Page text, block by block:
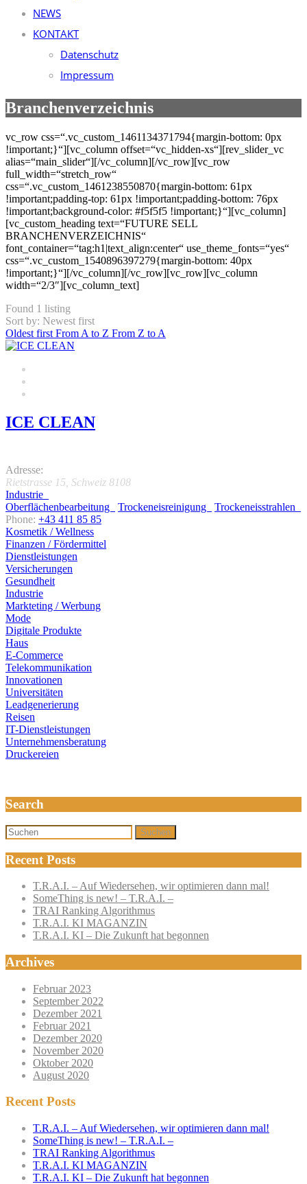
NEWS
KONTAKT
Datenschutz
Impressum
Branchenverzeichnis
vc_row css=“.vc_custom_1461134371794{margin-bottom: 0px
!important;}“][vc_column offset=“vc_hidden-xs“][rev_slider_vc
alias=“main_slider“][/vc_column][/vc_row][vc_row
full_width=“stretch_row“
css=“.vc_custom_1461238550870{margin-bottom: 61px
!important;padding-top: 61px !important;padding-bottom: 76px
!important;background-color: #f5f5f5 !important;}“][vc_column]
[vc_custom_heading text=“FUTURE SELL
BRANCHENVERZEICHNIS“
font_container=“tag:h1|text_align:center“ use_theme_fonts=“yes“
css=“.vc_custom_1540896397279{margin-bottom: 40px
!important;}“][/vc_column][/vc_row][vc_row][vc_column
width=“2/3″][vc_column_text]
Found 1 listing
Sort by: Newest first
Oldest first From A to Z From Z to A
ICE CLEAN
Adresse:
Rietstrasse 15 Schweiz 8108
Industrie
Oberflächenbearbeitung
Trockeneisreinigung
Trockeneisstrahlen
Phone: +43 411 85 85
Kosmetik / Wellness
Finanzen / Fördermittel
Dienstleistungen
Versicherungen
Gesundheit
Industrie
Markteting / Werbung
Mode
Digitale Produkte
Haus
E-Commerce
Telekommunikation
Innovationen
Universitäten
Leadgenerierung
Reisen
IT-Dienstleistungen
Unternehmensberatung
Druckereien
Search
Suchen
Recent Posts
T.R.A.I. – Auf Wiedersehen, wir optimieren dann mal!
SomeThing is new! – T.R.A.I. –
TRAI Ranking Algorithmus
T.R.A.I. KI MAGANZIN
T.R.A.I. KI – Die Zukunft hat begonnen
Archives
Februar 2023
September 2022
Dezember 2021
Februar 2021
Dezember 2020
November 2020
Oktober 2020
August 2020
Recent Posts
T.R.A.I. – Auf Wiedersehen, wir optimieren dann mal!
SomeThing is new! – T.R.A.I. –
TRAI Ranking Algorithmus
T.R.A.I. KI MAGANZIN
T.R.A.I. KI – Die Zukunft hat begonnen